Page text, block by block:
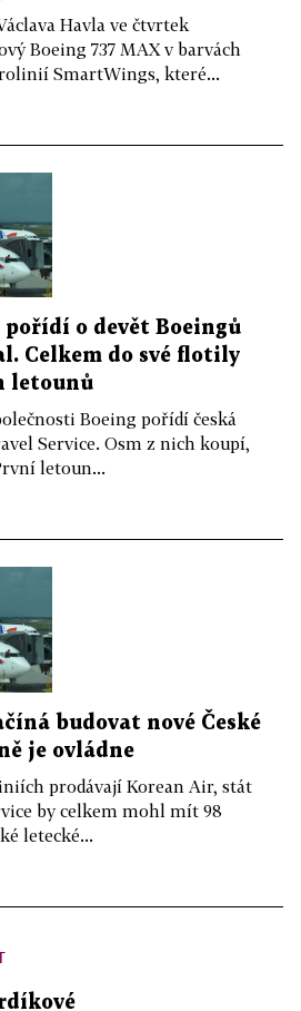
Havla ve čtvrtek
Boeing 737 MAX v barvách
SmartWings, které...
pořídí o devět Boeingů
Celkem do své flotily
letounů
Boeing pořídí česká
Service. Osm z nich koupí,
letoun...
budovat nové České
je ovládne
prodávají Korean Air, stát
by celkem mohl mít 98
letecké...